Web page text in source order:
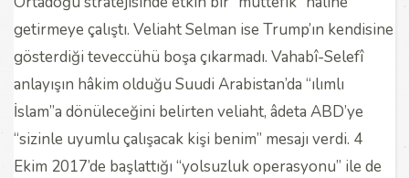
getirmeye çalıştı. Veliaht Selman ise Trump’ın kendisine
gösterdiği teveccühü boşa çıkarmadı. Vahabî-Selefî
anlayışın hâkim olduğu Suudi Arabistan’da “ılımlı
İslam”a dönüleceğini belirten veliaht, âdeta ABD’ye
“sizinle uyumlu çalışacak kişi benim” mesajı verdi. 4
Ekim 2017’de başlattığı “yolsuzluk operasyonu” ile de